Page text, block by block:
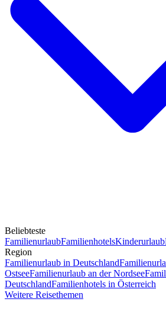
Beliebteste
FamilienurlaubFamilienhotelsKinderurlaub
Region
Familienurlaub in Deutschland
OstseeFamilienurlaub an der Nordsee
DeutschlandFamilienhotels in Österreich
Weitere Reisethemen